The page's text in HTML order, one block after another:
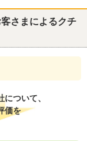
さまによるクチ
ついて、
価を